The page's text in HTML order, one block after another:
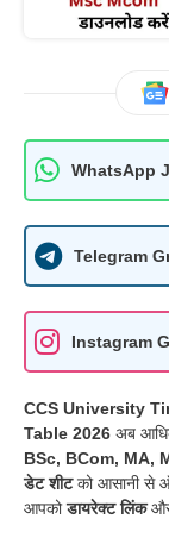
WhatsApp
Telegram
Instagram
CCS University
Table 2026 अब
BSc, BCom, MA,
डेट शीटको आसानी से
आपकोडायरेक्ट लिंक